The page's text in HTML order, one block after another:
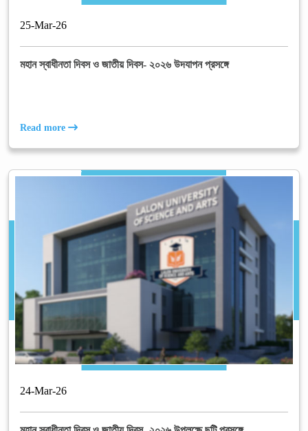
25-Mar-26
মহান স্বাধীনতা দিবস ও জাতীয় দিবস- ২০২৬ উদযাপন প্রসঙ্গে
Read more
24-Mar-26